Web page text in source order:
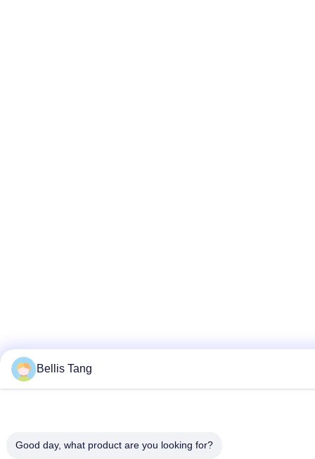
Bellis Tang
Good day, what product are you looking for?